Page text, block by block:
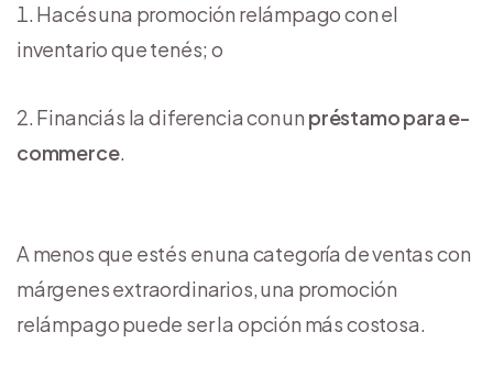
Hacés una promoción relámpago con el
inventario que tenés; o
Financiás la diferencia con un préstamo para e-
commerce.
A menos que estés en una categoría de ventas con
márgenes extraordinarios, una promoción
relámpago puede ser la opción más costosa.